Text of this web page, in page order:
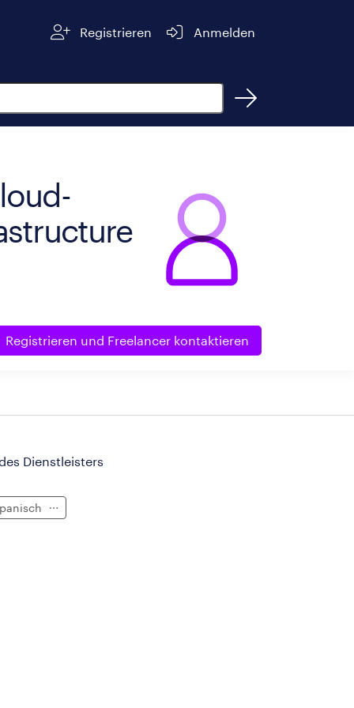
Registrieren Anmelden
Registrieren und Freelancer kontaktieren
Dienstleisters